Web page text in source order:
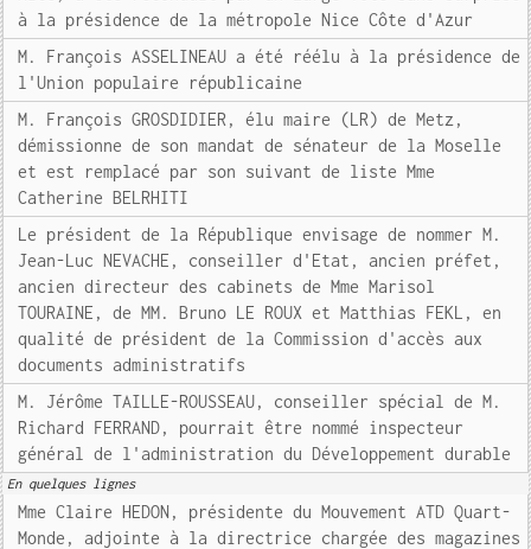
à la présidence de la métropole Nice Côte d'Azur
M. François ASSELINEAU a été réélu à la présidence de
l'Union populaire républicaine
M. François GROSDIDIER, élu maire (LR) de Metz,
démissionne de son mandat de sénateur de la Moselle
et est remplacé par son suivant de liste Mme
Catherine BELRHITI
Le président de la République envisage de nommer M.
Jean-Luc NEVACHE, conseiller d'Etat, ancien préfet,
ancien directeur des cabinets de Mme Marisol
TOURAINE, de MM. Bruno LE ROUX et Matthias FEKL, en
qualité de président de la Commission d'accès aux
documents administratifs
M. Jérôme TAILLE-ROUSSEAU, conseiller spécial de M.
Richard FERRAND, pourrait être nommé inspecteur
général de l'administration du Développement durable
En quelques lignes
Mme Claire HEDON, présidente du Mouvement ATD Quart-
Monde, adjointe à la directrice chargée des magazines